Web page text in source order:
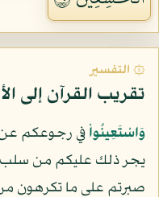
۞ التفسير
تقريب القرآن إلى
وَاسْتَعِينُواْفي رجوعكم عن
يجر ذلك عليكم من
صبرتم على ما تكرهون من